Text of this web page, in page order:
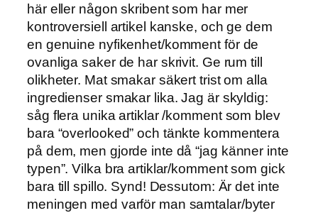
här eller någon skribent som har mer
kontroversiell artikel kanske, och ge dem
en genuine nyfikenhet/komment för de
ovanliga saker de har skrivit. Ge rum till
olikheter. Mat smakar säkert trist om alla
ingredienser smakar lika. Jag är skyldig:
såg flera unika artiklar /komment som blev
bara “overlooked” och tänkte kommentera
på dem, men gjorde inte då “jag känner inte
typen”. Vilka bra artiklar/komment som gick
bara till spillo. Synd! Dessutom: Är det inte
meningen med varför man samtalar/byter